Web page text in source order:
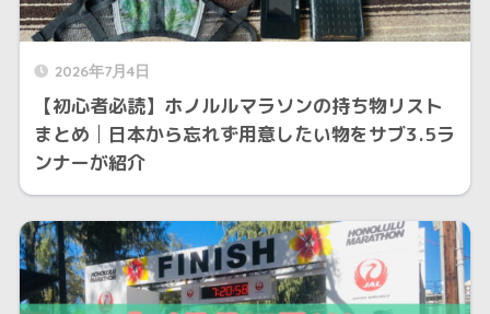
2026年7月4日
【初心者必読】ホノルルマラソンの持ち物リスト
まとめ│日本から忘れず用意したい物をサブ3.5ラ
ンナーが紹介